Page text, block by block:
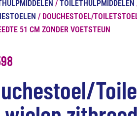
/ TOILETHULPMIDDELEN
/ DOUCHESTOEL/
51 CM ZONDER VOETSTEUN